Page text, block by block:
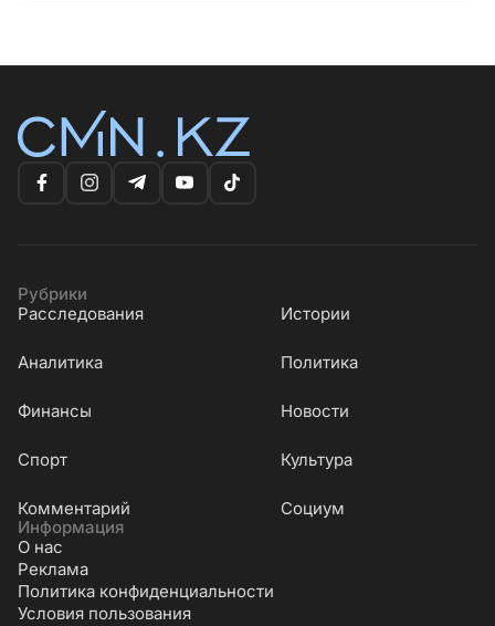
Рубрики
Расследования
Истории
Аналитика Политика
Финансы Новости
Cпорт Культура
Комментарий
Социум
Информация
О нас
Реклама
Политика конфиденциальности
Условия пользования